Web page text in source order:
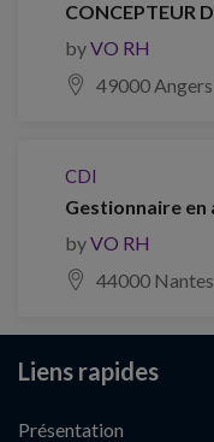
CONCEPTEUR
byVO RH
49000 Angers
CDI
Gestionnaire en
byVO RH
44000 Nantes
Liens rapides
Présentation